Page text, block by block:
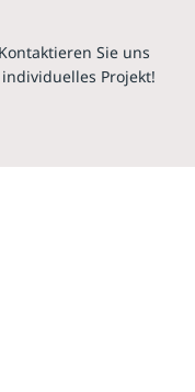
Sie uns
Projekt!